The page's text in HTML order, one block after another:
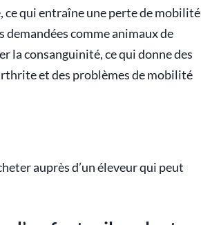
ce qui entraîne une perte de mobilité
demandées comme animaux de
la consanguinité, ce qui donne des
et des problèmes de mobilité
auprès d’un éleveur qui peut